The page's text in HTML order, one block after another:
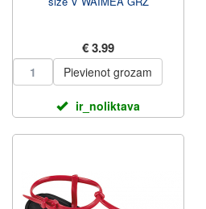
€ 3.99
Pievienot grozam
ir_noliktava